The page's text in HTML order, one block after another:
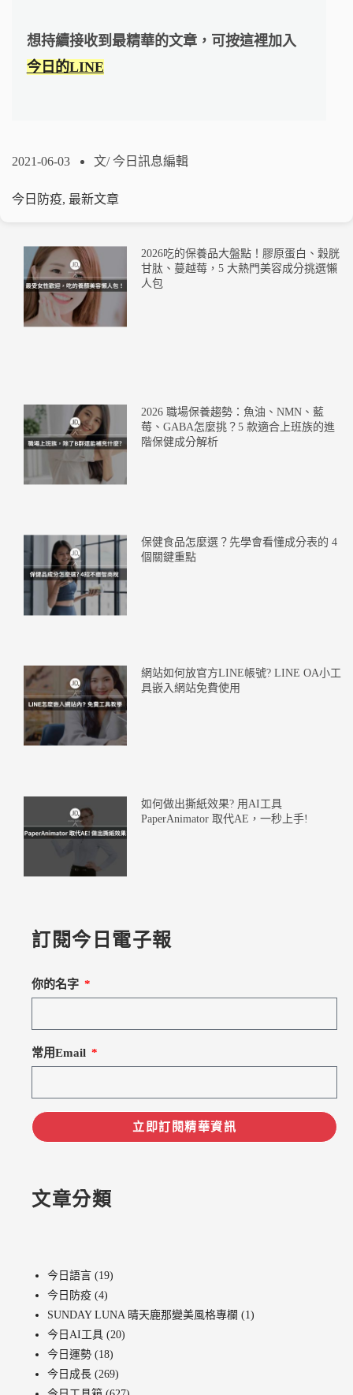
想持續接收到最精華的文章，可按這裡加入
今日的LINE
2021-06-03 文/今日訊息編輯
今日防疫, 最新文章
2026吃的保養品大盤點！膠原蛋白、穀胱
甘肽、蔓越莓，5 大熱門美容成分挑選懶
人包
2026 職場保養趨勢：魚油、NMN、藍
莓、GABA怎麼挑？5 款適合上班族的進
階保健成分解析
保健食品怎麼選？先學會看懂成分表的 4
個關鍵重點
網站如何放官方LINE帳號? LINE OA小工
具嵌入網站免費使用
如何做出撕紙效果? 用AI工具
PaperAnimator 取代AE，一秒上手!
訂閱今日電子報
你的名字
常用Email
立即訂閱精華資訊
文章分類
今日語言 (19)
今日防疫 (4)
SUNDAY LUNA 晴天鹿那變美風格專欄 (1)
今日AI工具 (20)
今日運勢 (18)
今日成長 (269)